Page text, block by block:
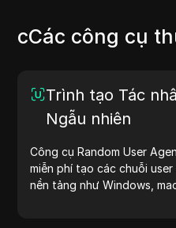
cCác công cụ
Trình tạo Tác
Ngẫu nhiên
Công cụ Random User
miễn phí tạo các chuỗi
nền tảng như Windows,